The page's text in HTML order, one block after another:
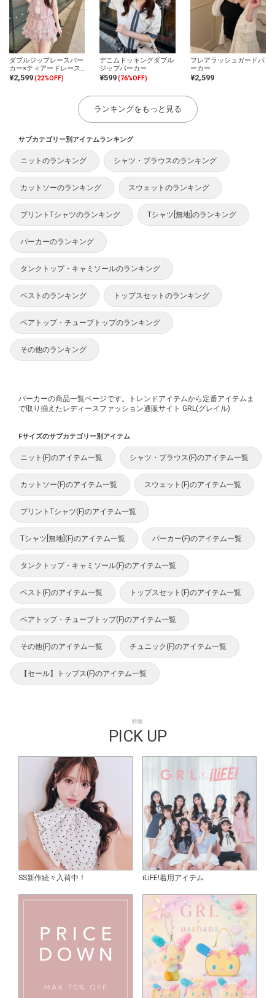
ダブルジップレースパー
カー×ティアードレース
ミニスカートスウェット
セットアップ
¥2,599(22%OFF)
デニムドッキングダブル
ジップパーカー
¥599 (76%OFF)
フレアラッシュガードパ
ーカー
¥2,599
ランキングをもっと見る
サブカテゴリー別アイテムランキング
ニットのランキング シャツ・ブラウスのランキング
カットソーのランキング スウェットのランキング
プリントTシャツのランキング Tシャツ[無地]のランキング
パーカーのランキング
タンクトップ・キャミソールのランキング
ベストのランキング トップスセットのランキング
ベアトップ・チューブトップのランキング
その他のランキング
パーカーの商品一覧ページです。トレンドアイテムから定番アイテムま
で取り揃えたレディースファッション通販サイト GRL(グレイル)
Fサイズのサブカテゴリー別アイテム
ニット(F)のアイテム一覧 シャツ・ブラウス(F)のアイテム一覧
カットソー(F)のアイテム一覧 スウェット(F)のアイテム一覧
プリントTシャツ(F)のアイテム一覧
Tシャツ[無地](F)のアイテム一覧 パーカー(F)のアイテム一覧
タンクトップ・キャミソール(F)のアイテム一覧
ベスト(F)のアイテム一覧 トップスセット(F)のアイテム一覧
ベアトップ・チューブトップ(F)のアイテム一覧
その他(F)のアイテム一覧 チュニック(F)のアイテム一覧
【セール】トップス(F)のアイテム一覧
特集
PICK UP
SS新作続々入荷中！ iLiFE!着用アイテム